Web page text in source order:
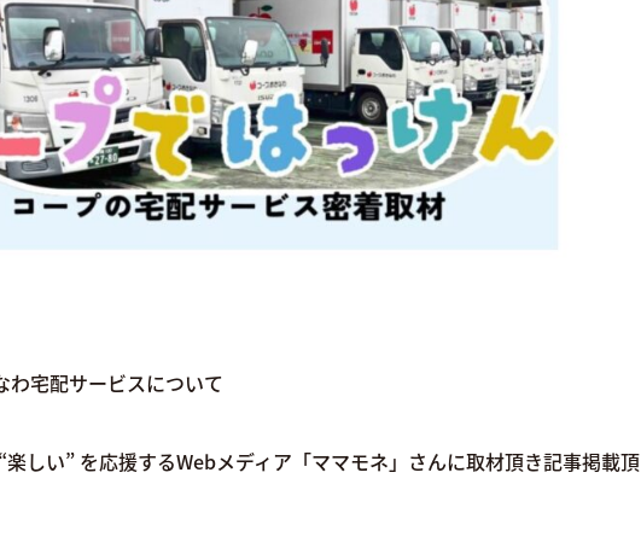
わ宅配サービスについて
楽しい” を応援するWebメディア「ママモネ」さんに取材頂き記事掲載頂